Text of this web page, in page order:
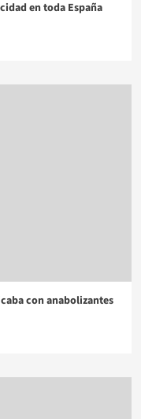
en toda España
con anabolizantes